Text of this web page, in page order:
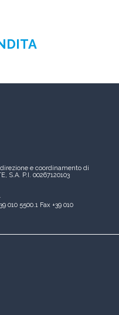
e coordinamento di
S.A. P.I. 00267120103
010 5500.1 Fax +39 010